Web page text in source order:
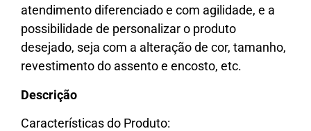
atendimento diferenciado e com agilidade, e a
possibilidade de personalizar o produto
desejado, seja com a alteração de cor, tamanho,
revestimento do assento e encosto, etc.
Descrição
Características do Produto: